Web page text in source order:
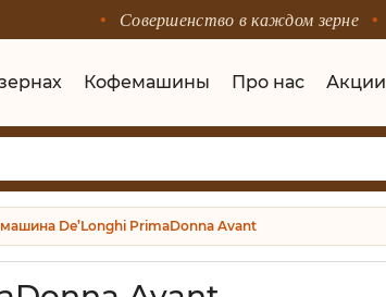
Совершенство в каждом зерне
Кофемашины Про нас Акции
De’Longhi PrimaDonna Avant